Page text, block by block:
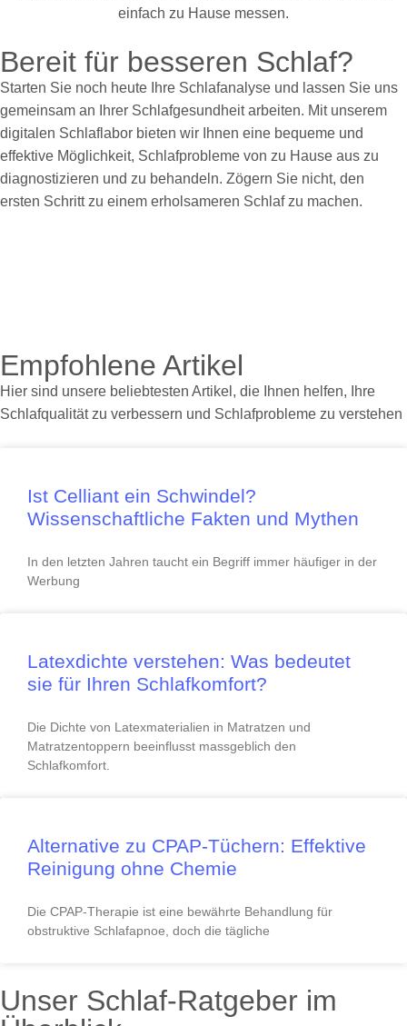
Bereit für besseren Schlaf?
Starten Sie noch heute Ihre Schlafanalyse und lassen Sie uns
gemeinsam an Ihrer Schlafgesundheit arbeiten. Mit unserem
digitalen Schlaflabor bieten wir Ihnen eine bequeme und
effektive Möglichkeit, Schlafprobleme von zu Hause aus zu
diagnostizieren und zu behandeln. Zögern Sie nicht, den
ersten Schritt zu einem erholsameren Schlaf zu machen.
Empfohlene Artikel
Hier sind unsere beliebtesten Artikel, die Ihnen helfen, Ihre
Schlafqualität zu verbessern und Schlafprobleme zu verstehen
Ist Celliant ein Schwindel?
Wissenschaftliche Fakten und Mythen
In den letzten Jahren taucht ein Begriff immer häufiger in der
Werbung
Latexdichte verstehen: Was bedeutet
sie für Ihren Schlafkomfort?
Die Dichte von Latexmaterialien in Matratzen und
Matratzentoppern beeinflusst massgeblich den
Schlafkomfort.
Alternative zu CPAP-Tüchern: Effektive
Reinigung ohne Chemie
Die CPAP-Therapie ist eine bewährte Behandlung für
obstruktive Schlafapnoe, doch die tägliche
Unser Schlaf-Ratgeber im